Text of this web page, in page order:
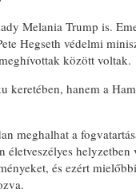
Melania Trump is.
Hegseth védelmi
között voltak.
keretében, hanem a
meghalhat a
és ezért